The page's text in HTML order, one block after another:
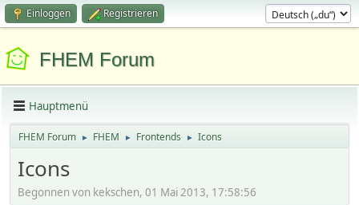
Einloggen Registrieren
FHEM Forum
Hauptmenü
FHEM Forum ► FHEM ► Frontends ► Icons
Icons
Begonnen von kekschen, 01 Mai 2013, 17:58:56